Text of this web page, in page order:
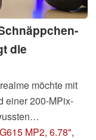
die
möchte mit
einer 200-MPix-
bringt
MP2, 6.78",